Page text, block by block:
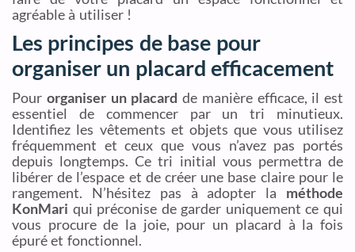
agréable à utiliser !
Les principes de base pour
organiser un placard efficacement
Pour organiser un placard de manière efficace, il est
essentiel de commencer par un tri minutieux.
Identifiez les vêtements et objets que vous utilisez
fréquemment et ceux que vous n’avez pas portés
depuis longtemps. Ce tri initial vous permettra de
libérer de l’espace et de créer une base claire pour le
rangement. N’hésitez pas à adopter la méthode
KonMari qui préconise de garder uniquement ce qui
vous procure de la joie, pour un placard à la fois
épuré et fonctionnel.